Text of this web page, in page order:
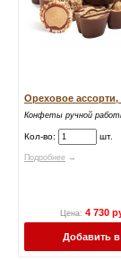
Ореховое ассорти,
Конфеты ручной
Кол-во: шт.
Подробнее →
Цена: 4 730
Добавить в